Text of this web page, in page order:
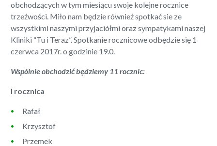
obchodzących w tym miesiącu swoje kolejne rocznice
trzeźwości. Miło nam będzie również spotkać sie ze
wszystkimi naszymi przyjaciółmi oraz sympatykami naszej
Kliniki “Tu i Teraz”. Spotkanie rocznicowe odbędzie się 1
czerwca 2017r. o godzinie 19.0.
Wspólnie obchodzić będziemy 11 rocznic:
I rocznica
Rafał
Krzysztof
Przemek